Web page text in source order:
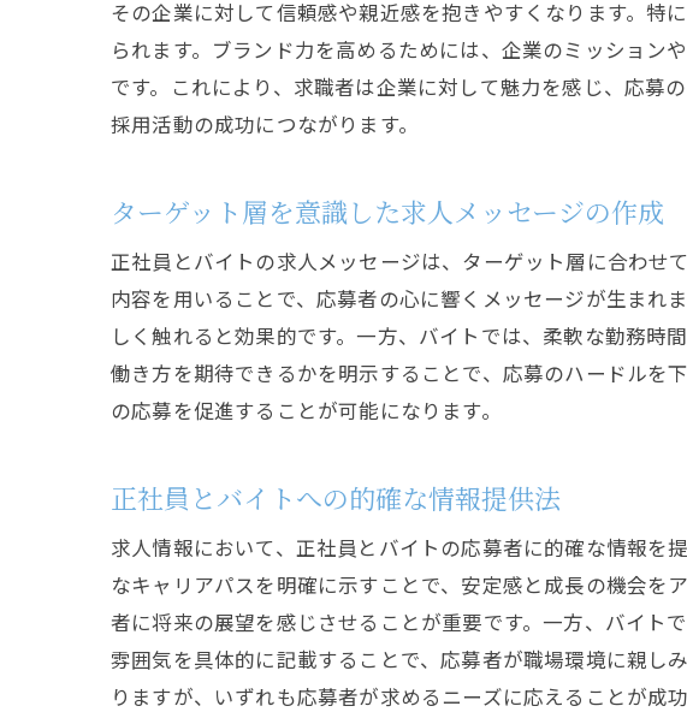
応募者
多様な
その企業に対して信頼感や親近感を抱きやすくなります。特
られます。ブランド力を高めるためには、企業のミッショ
です。これにより、求職者は企業に対して魅力を感じ、応募
採用活動の成功につながります。
ターゲット層を意識した求人メッセージの作成
正社員とバイトの求人メッセージは、ターゲット層に合わせ
内容を用いることで、応募者の心に響くメッセージが生まれ
しく触れると効果的です。一方、バイトでは、柔軟な勤務
働き方を期待できるかを明示することで、応募のハードルを
の応募を促進することが可能になります。
正社員とバイトへの的確な情報提供法
求人情報において、正社員とバイトの応募者に的確な情報を
なキャリアパスを明確に示すことで、安定感と成長の機会
者に将来の展望を感じさせることが重要です。一方、バイト
雰囲気を具体的に記載することで、応募者が職場環境に親し
りますが、いずれも応募者が求めるニーズに応えることが成功